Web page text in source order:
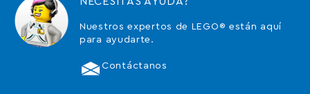
Nuestros expertos de LEGO® están aquí
para ayudarte.
Contáctanos